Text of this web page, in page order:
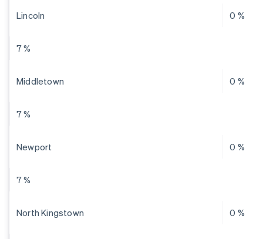
Lincoln 0 %
7 %
Middletown 0 %
7 %
Newport 0 %
7 %
North Kingstown 0 %